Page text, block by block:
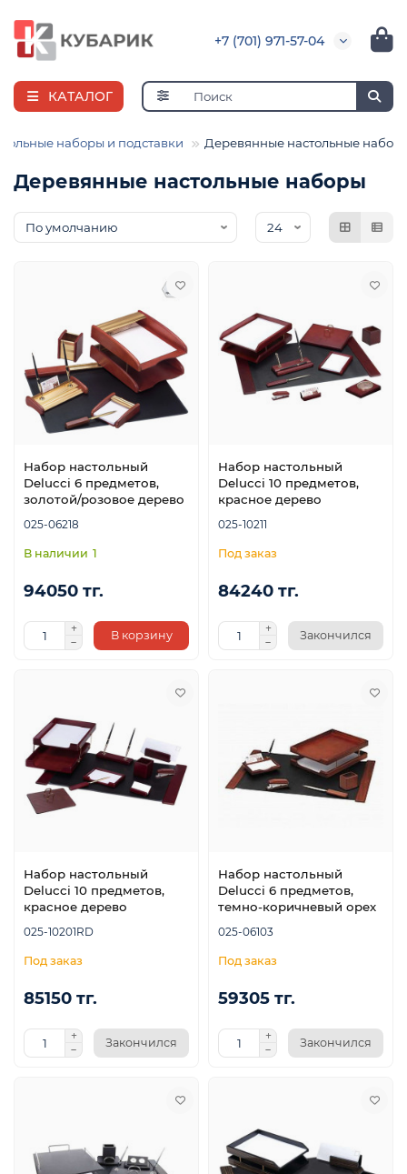
+7 (701) 971-57-04
КАТАЛОГ
наборы и подставки Деревянные настольные
Деревянные настольные наборы
Набор настольный
Delucci 6 предметов,
золотой/розовое дерево
025-06218
1
94050 тг.
В корзину
Набор настольный
Delucci 10 предметов,
красное дерево
025-10211
84240 тг.
Закончился
Набор настольный
Delucci 10 предметов,
красное дерево
025-10201RD
85150 тг.
Закончился
Набор настольный
Delucci 6 предметов,
темно-коричневый орех
025-06103
59305 тг.
Закончился